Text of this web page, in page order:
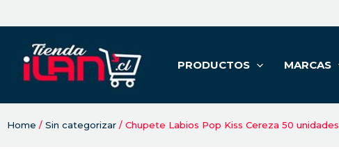
PRODUCTOS MARCAS
Home / Sin categorizar / Chupete Labios Pop Kiss Cereza 50 unidades